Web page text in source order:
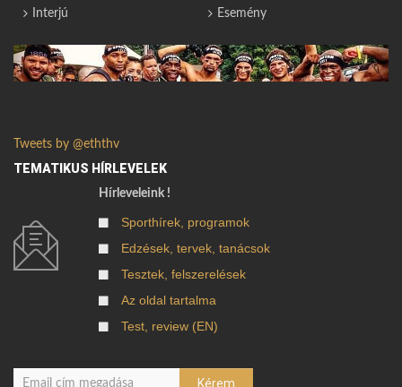
Interjú
Esemény
Tweets by @eththv
TEMATIKUS HÍRLEVELEK
Hírleveleink !
Sporthírek, programok
Edzések, tervek, tanácsok
Tesztek, felszerelések
Az oldal tartalma
Test, review (EN)